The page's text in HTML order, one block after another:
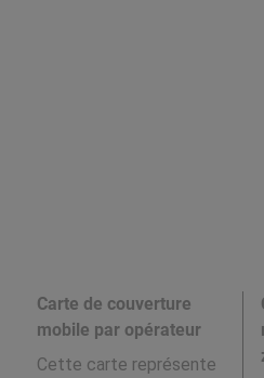
Carte de couverture
mobile par opérateur
Cette carte représente